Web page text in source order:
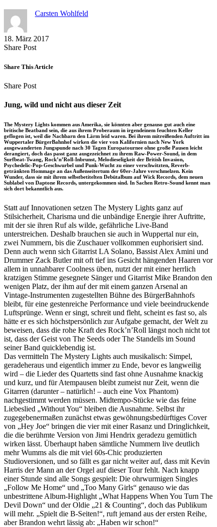
Carsten Wohlfeld
18. März 2017
Share PostShare
Facebook
Copy
to
Send
via
Share This Article
Share PostShare
Facebook
Copy
to
Send
via
Jung, wild und nicht aus dieser Zeit
The Mystery Lights kommen aus Amerika, sie könnten aber genauso gut auch eine
britische Beatband sein, die aus ihrem Proberaum in irgendeinem feuchten Keller
geflogen ist, weil die Nachbarn den Lärm leid waren. Bei ihrem mitreißenden Auftritt im
Wuppertaler BürgerBahnhof wirken die vier von Kalifornien nach New York
ausgewanderten Jungspunde nach 30 Tagen Europatournee ohne große Pausen leicht
derangiert, doch das passt ganz ausgezeichnet zu ihrem Raw-Power-Sound, in dem
Surfbeat-Twang, Rock’n’Roll-Inbrunst, Melodieseligkeit der British Invasion,
Psychedelic-Pop-Geschwurbel und Punk-Wucht zu einer verschwitzten, Reverb-
getränkten Hommage an das Außenseitertum der 60er-Jahre verschmelzen. Kein
Wunder, dass sie mit ihrem selbstbetitelten Debütalbum auf Wick Records, dem neuen
Sublabel von Daptone Records, untergekommen sind. In Sachen Retro-Sound kennt man
sich dort bekanntlich aus.
Statt auf Innovationen setzen The Mystery Lights ganz auf
Stilsicherheit, Charisma und die unbändige Energie ihrer Auftritte,
mit der sie ihren Ruf als wilde, gefährliche Live-Band
unterstreichen. Deshalb brauchen sie auch in Wuppertal nur ein,
zwei Nummern, bis die Zuschauer vollkommen euphorisiert sind.
Denn auch wenn sich Gitarrist LA Solano, Bassist Alex Amini und
Drummer Zack Butler mit oft tief ins Gesicht hängenden Haaren vor
allem in unnahbarer Coolness üben, nutzt der mit einer herrlich
kratzigen Stimme gesegnete Sänger und Gitarrist Mike Brandon den
wenigen Platz, der ihm auf der mit einem ganzen Arsenal an
Vintage-Instrumenten zugestellten Bühne des BürgerBahnhofs
bleibt, für eine gestenreiche Performance und viele beeindruckende
Luftsprünge. Wenn er singt, schreit und fleht, scheint es fast so, als
hätte er es sich höchstpersönlich zur Aufgabe gemacht, der Welt zu
beweisen, dass die rohe Kraft des Rock’n’Roll längst noch nicht tot
ist, dass der Geist von The Seeds oder The Standells im Sound
seiner Band quicklebendig ist.
Das vermitteln The Mystery Lights auch musikalisch: Simpel,
geradeheraus und eigentlich immer zu Ende, bevor es langweilig
wird – die Lieder des Quartetts sind fast ohne Ausnahme knackig
und kurz, und für Atempausen bleibt zumeist nur Zeit, wenn die
Gitarren (darunter – natürlich! – auch eine Vox Phantom)
nachgestimmt werden müssen. Midtempo-Stücke wie das feine
Liebeslied „Without You“ bleiben die Ausnahme. Selbst ihr
zugegebenermaßen zunächst etwas gewöhnungsbedürftiges Cover
von „Hey Joe“ bringen die vier mit einer Rasanz und Dringlichkeit,
die die berühmte Version von Jimi Hendrix geradezu gemütlich
wirken lässt. Überhaupt haben sämtliche Nummern live deutlich
mehr Wumms als die mit viel 60s-Chic produzierten
Studioversionen, und so fällt es gar nicht weiter auf, dass mit Kevin
Harris der Mann an der Orgel auf dieser Tour fehlt. Nach knapp
einer Stunde sind alle Songs gespielt: Die ohrwurmigen Singles
„Follow Me Home“ und „Too Many Girls“ genauso wie das
unbestrittene Album-Highlight „What Happens When You Turn The
Devil Down“ und der Oldie „21 & Counting“, doch das Publikum
will mehr. „Spielt die B-Seiten!“, ruft jemand aus der ersten Reihe,
aber Brandon wehrt lässig ab: „Haben wir schon!“